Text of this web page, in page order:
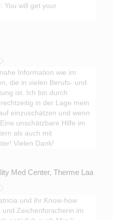
You will get your
Information wie im
die in vielen Berufs- und
ist. Ich bin durch
in der Lage mein
einzuschätzen und wenn
unschätzbare Hilfe im
als auch mit
Vielen Dank!
Med Center, Therme Laa
und ihr Know-how
Zeichenforscherin im